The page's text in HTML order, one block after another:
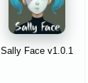
Sally Face v1.0.1